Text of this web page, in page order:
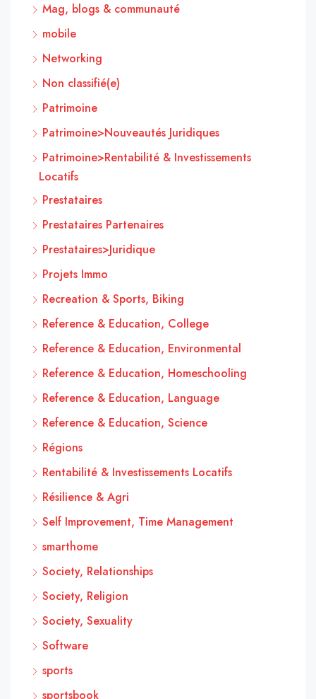
Mag, blogs & communauté
mobile
Networking
Non classifié(e)
Patrimoine
Patrimoine>Nouveautés Juridiques
Patrimoine>Rentabilité & Investissements
Locatifs
Prestataires
Prestataires Partenaires
Prestataires>Juridique
Projets Immo
Recreation & Sports, Biking
Reference & Education, College
Reference & Education, Environmental
Reference & Education, Homeschooling
Reference & Education, Language
Reference & Education, Science
Régions
Rentabilité & Investissements Locatifs
Résilience & Agri
Self Improvement, Time Management
smarthome
Society, Relationships
Society, Religion
Society, Sexuality
Software
sports
sportsbook